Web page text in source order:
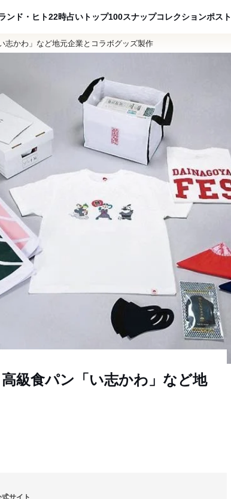
ンド・ヒト22時占い トップ100スナップコレクションポスト
かわ」など地元企業とコラボグッズ製作
級食パン「い志かわ」など地
サイト